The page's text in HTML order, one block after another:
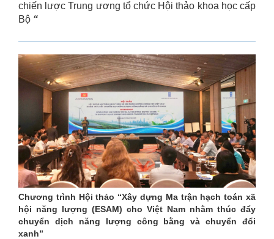
chiến lược Trung ương tổ chức Hội thảo khoa học cấp
Bộ “
Chương trình Hội thảo “Xây dựng Ma trận hạch toán xã
hội năng lượng (ESAM) cho Việt Nam nhằm thúc đẩy
chuyển dịch năng lượng công bằng và chuyển đổi
xanh”